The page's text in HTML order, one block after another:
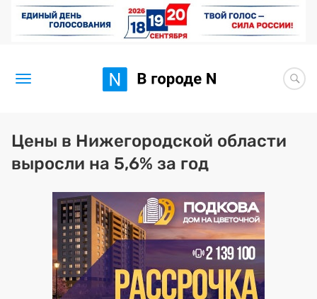
Новости
Статьи
Здоровье
BORЩ
Искусство исцелять
Премия 2026 (текущая)
Цены в Нижегородской области
выросли на 5,6% за год